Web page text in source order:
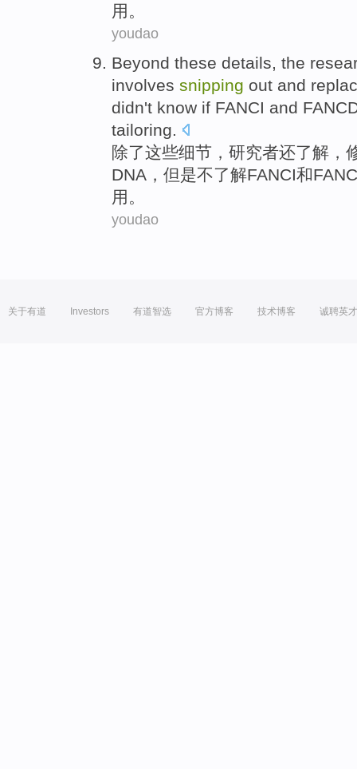
用 。
youdao
Beyond these details, the
involves snipping out and
didn't know if FANCI and
tailoring.
除了这些细节 ， 研究者还了解 ，
DNA ， 但是不了解FANCI和
用 。
youdao
关于有道 Investors 有道智选 官方博客 技术博客 诚聘英才